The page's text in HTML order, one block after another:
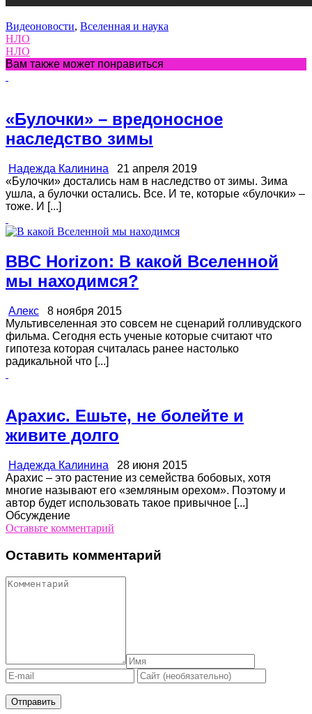
Видеоновости, Вселенная и наука
НЛО
НЛО
Вам также может понравиться
«Булочки» – вредоносное
наследство зимы
Надежда Калинина 21 апреля 2019
«Булочки» достались нам в наследство от зимы. Зима
ушла, а булочки остались. Все. И те, которые «булочки» –
тоже. И [...]
BBC Horizon: В какой Вселенной
мы находимся?
Алекс 8 ноября 2015
Мультивселенная это совсем не сценарий голливудского
фильма. Сегодня есть ученые которые считают что
гипотеза которая считалась ранее настолько
радикальной что [...]
Арахис. Ешьте, не болейте и
живите долго
Надежда Калинина 28 июня 2015
Арахис – это растение из семейства бобовых, хотя
многие называют его «земляным орехом». Поэтому и
автор будет использовать такое привычное [...]
Обсуждение
Оставьте комментарий
Оставить комментарий